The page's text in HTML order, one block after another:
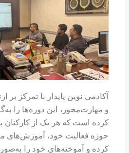
آکادمی نوین پایدار با تمرکز
و مهارت‌محور، این دوره‌ها را
کرده است که هر یک از کارکنان
حوزه فعالیت خود، آموزش‌های
کرده و آموخته‌های خود را